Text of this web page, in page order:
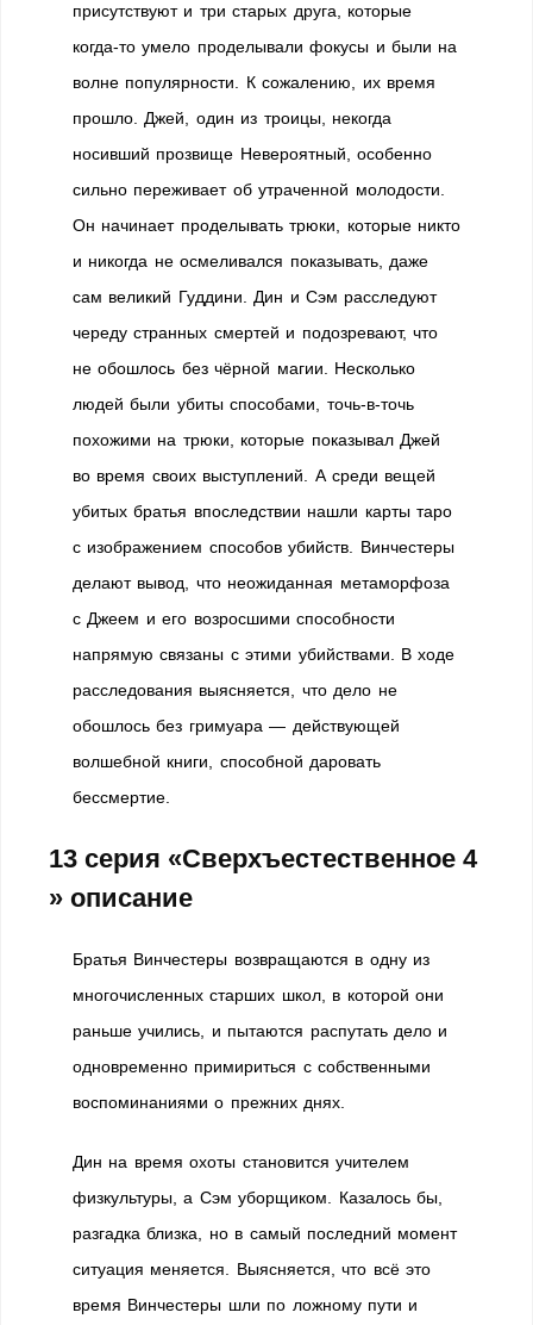
присутствуют и три старых друга, которые
когда-то умело проделывали фокусы и были на
волне популярности. К сожалению, их время
прошло. Джей, один из троицы, некогда
носивший прозвище Невероятный, особенно
сильно переживает об утраченной молодости.
Он начинает проделывать трюки, которые никто
и никогда не осмеливался показывать, даже
сам великий Гуддини. Дин и Сэм расследуют
череду странных смертей и подозревают, что
не обошлось без чёрной магии. Несколько
людей были убиты способами, точь-в-точь
похожими на трюки, которые показывал Джей
во время своих выступлений. А среди вещей
убитых братья впоследствии нашли карты таро
с изображением способов убийств. Винчестеры
делают вывод, что неожиданная метаморфоза
с Джеем и его возросшими способности
напрямую связаны с этими убийствами. В ходе
расследования выясняется, что дело не
обошлось без гримуара — действующей
волшебной книги, способной даровать
бессмертие.
13 серия «Сверхъестественное 4
» описание
Братья Винчестеры возвращаются в одну из
многочисленных старших школ, в которой они
раньше учились, и пытаются распутать дело и
одновременно примириться с собственными
воспоминаниями о прежних днях.
Дин на время охоты становится учителем
физкультуры, а Сэм уборщиком. Казалось бы,
разгадка близка, но в самый последний момент
ситуация меняется. Выясняется, что всё это
время Винчестеры шли по ложному пути и